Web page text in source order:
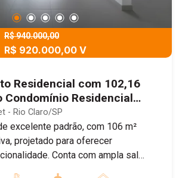
R$ 940.000,00
R$ 920.000,00 V
Residencial com 102,16
Condomínio Residencial
- Rio Claro/SP
excelente padrão, com 106 m²
projetado para oferecer
com ampla sala